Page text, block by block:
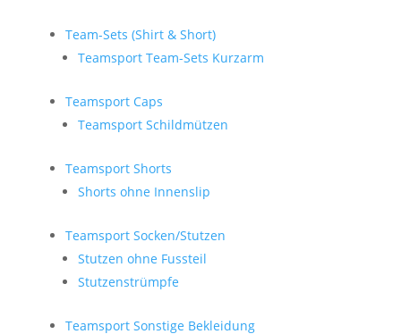
Team-Sets (Shirt & Short)
Teamsport Team-Sets Kurzarm
Teamsport Caps
Teamsport Schildmützen
Teamsport Shorts
Shorts ohne Innenslip
Teamsport Socken/Stutzen
Stutzen ohne Fussteil
Stutzenstrümpfe
Teamsport Sonstige Bekleidung